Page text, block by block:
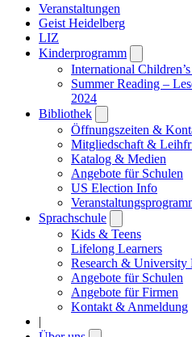
Veranstaltungen
Geist Heidelberg
LIZ
Kinderprogramm
submenu
International
Summer Reading –
2024
Bibliothek
submenu
Öffnungszeiten &
Mitgliedschaft &
Katalog & Medien
Angebote für Schulen
US Election Info
Sprachschule
submenu
Kids & Teens
Lifelong Learners
Research & University
Angebote für Schulen
Angebote für Firmen
Kontakt & Anmeldung
|